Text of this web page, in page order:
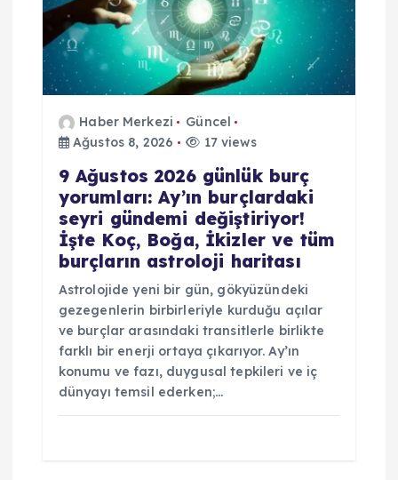
Haber Merkezi
Güncel
Ağustos 8, 2026
17 views
9 Ağustos 2026 günlük burç
yorumları: Ay’ın burçlardaki
seyri gündemi değiştiriyor!
İşte Koç, Boğa, İkizler ve tüm
burçların astroloji haritası
Astrolojide yeni bir gün, gökyüzündeki
gezegenlerin birbirleriyle kurduğu açılar
ve burçlar arasındaki transitlerle birlikte
farklı bir enerji ortaya çıkarıyor. Ay’ın
konumu ve fazı, duygusal tepkileri ve iç
dünyayı temsil ederken;…